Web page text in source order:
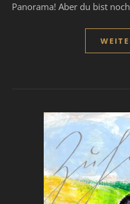
Panorama! Aber du bist